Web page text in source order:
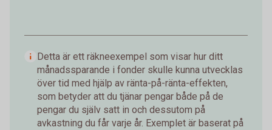
Detta är ett räkneexempel som visar hur ditt
månadssparande i fonder skulle kunna utvecklas
över tid med hjälp av ränta-på-ränta-effekten,
som betyder att du tjänar pengar både på de
pengar du själv satt in och dessutom på
avkastning du får varje år. Exemplet är baserat på